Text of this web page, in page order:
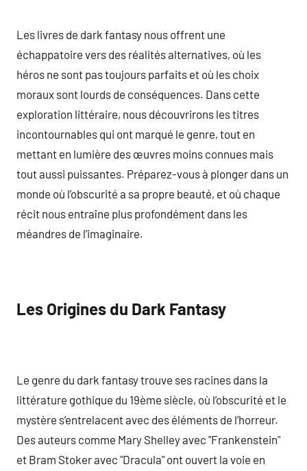
Les livres de dark fantasy nous offrent une
échappatoire vers des réalités alternatives, où les
héros ne sont pas toujours parfaits et où les choix
moraux sont lourds de conséquences. Dans cette
exploration littéraire, nous découvrirons les titres
incontournables qui ont marqué le genre, tout en
mettant en lumière des œuvres moins connues mais
tout aussi puissantes. Préparez-vous à plonger dans un
monde où l’obscurité a sa propre beauté, et où chaque
récit nous entraîne plus profondément dans les
méandres de l’imaginaire.
Les Origines du Dark Fantasy
Le genre du dark fantasy trouve ses racines dans la
littérature gothique du 19ème siècle, où l’obscurité et le
mystère s’entrelacent avec des éléments de l’horreur.
Des auteurs comme Mary Shelley avec "Frankenstein"
et Bram Stoker avec "Dracula" ont ouvert la voie en